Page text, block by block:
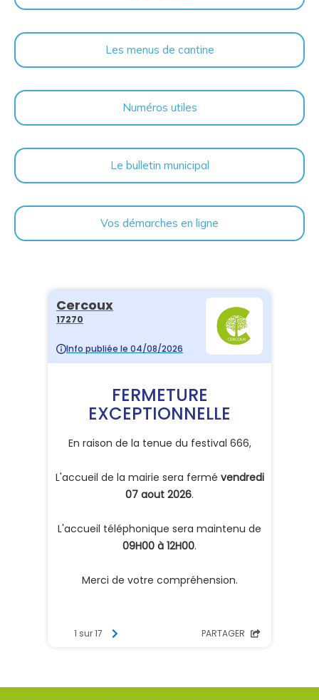
Les menus de cantine
Numéros utiles
Le bulletin municipal
Vos démarches en ligne